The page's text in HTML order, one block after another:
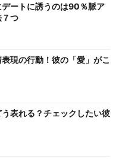
ートに誘うのは90％脈ア
７つ
現の行動！彼の「愛」がこ
表れる？チェックしたい彼